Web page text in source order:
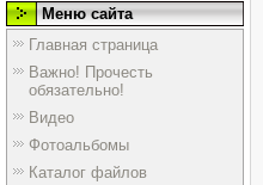
Меню сайта
Главная страница
Важно! Прочесть
обязательно!
Видео
Фотоальбомы
Каталог файлов